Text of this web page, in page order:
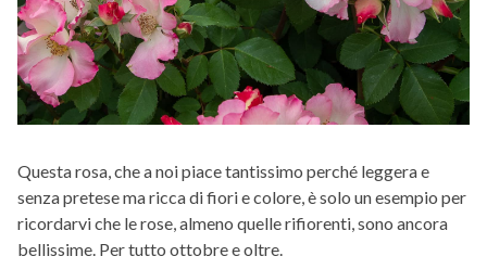
Questa rosa, che a noi piace tantissimo perché leggera e
senza pretese ma ricca di fiori e colore, è solo un esempio per
ricordarvi che le rose, almeno quelle rifiorenti, sono ancora
bellissime. Per tutto ottobre e oltre.